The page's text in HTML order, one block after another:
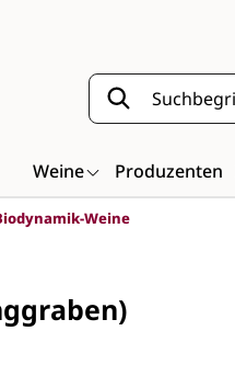
Weine Produzenten
Weine